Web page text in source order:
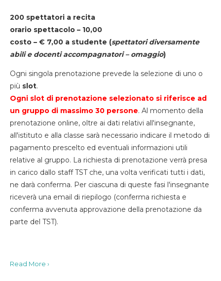
200 spettatori a recita
orario spettacolo – 10,00
costo – € 7,00 a studente (spettatori diversamente
abili e docenti accompagnatori – omaggio)
Ogni singola prenotazione prevede la selezione di uno o
più slot.
Ogni slot di prenotazione selezionato si riferisce ad
un gruppo di massimo 30 persone. Al momento della
prenotazione online, oltre ai dati relativi all'insegnante,
all'istituto e alla classe sarà necessario indicare il metodo di
pagamento prescelto ed eventuali informazioni utili
relative al gruppo. La richiesta di prenotazione verrà presa
in carico dallo staff TST che, una volta verificati tutti i dati,
ne darà conferma. Per ciascuna di queste fasi l'insegnante
riceverà una email di riepilogo (conferma richiesta e
conferma avvenuta approvazione della prenotazione da
parte del TST).
Read More ›